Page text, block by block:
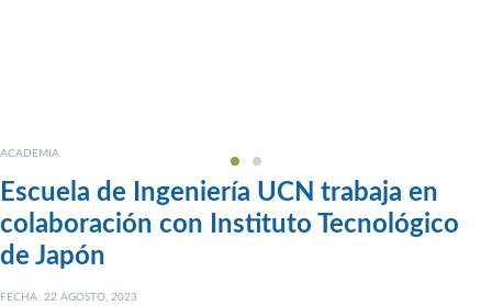
ACADEMIA
Escuela de Ingeniería UCN trabaja en
colaboración con Instituto Tecnológico
de Japón
FECHA: 22 AGOSTO, 2023